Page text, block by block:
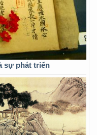
sự phát triển